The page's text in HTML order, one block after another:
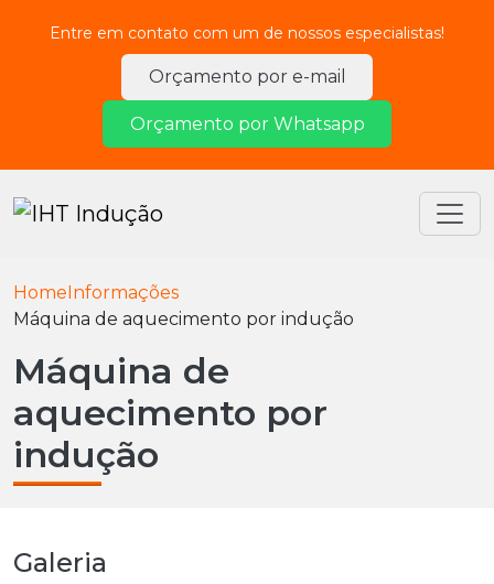
Entre em contato com um de nossos especialistas!
Orçamento por e-mail
Orçamento por Whatsapp
HomeInformações
Máquina de aquecimento por indução
Máquina de
aquecimento por
indução
Galeria